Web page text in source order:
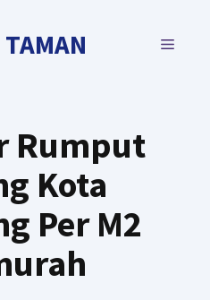
MENU
Rumput
Kota
Per M2